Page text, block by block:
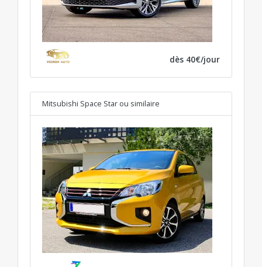
dès 40€/jour
Mitsubishi Space Star ou similaire